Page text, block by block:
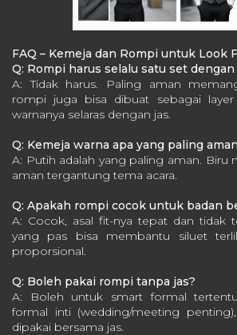
FAQ – Kemeja dan Rompi untuk Look
Q: Rompi harus selalu satu set dengan
A: Tidak harus. Paling aman
rompi juga bisa dibuat sebagai layer
warnanya selaras dengan jas.
Q: Kemeja warna apa yang paling
A: Putih adalah yang paling aman. Biru
aman tergantung tema acara.
Q: Apakah rompi cocok untuk badan
A: Cocok, asal fit-nya tepat dan tidak
yang pas bisa membantu siluet
proporsional.
Q: Boleh pakai rompi tanpa jas?
A: Boleh untuk smart formal
formal inti (wedding/meeting
dipakai bersama jas.